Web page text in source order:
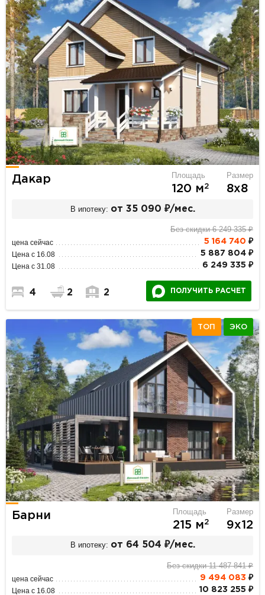
Дакар Площадь
120 м2
Размер
8х8
В ипотеку: от 35 090 ₽/мес.
Без скидки 6 249 335 ₽
цена сейчас 5 164 740 ₽
Цена с 16.08 5 887 804 ₽
Цена с 31.08 6 249 335 ₽
4 2 2 ПОЛУЧИТЬ РАСЧЕТ
ТОП ЭКО
Барни Площадь
215 м2
Размер
9х12
В ипотеку: от 64 504 ₽/мес.
Без скидки 11 487 841 ₽
цена сейчас 9 494 083 ₽
Цена с 16.08 10 823 255 ₽